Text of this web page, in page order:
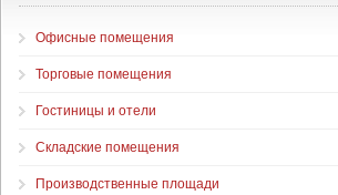
Офисные помещения
Торговые помещения
Гостиницы и отели
Складские помещения
Производственные площади